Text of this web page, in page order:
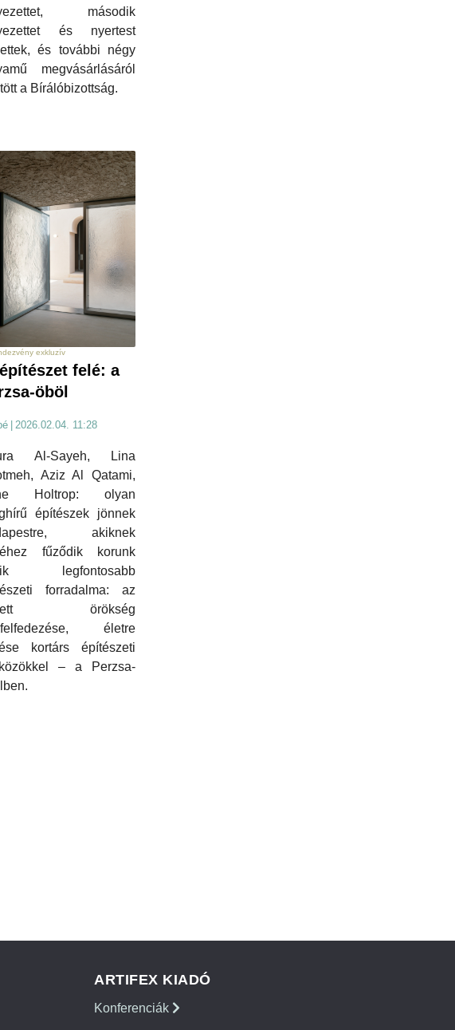
második
és nyertest
és további négy
megvásárlásáról
a Bírálóbizottság.
exkluzív
felé: a
öböl
2026.02.04. 11:28
Al-Sayeh, Lina
Aziz Al Qatami,
Holtrop: olyan
építészek jönnek
akiknek
fűződik korunk
legfontosabb
forradalma: az
örökség
életre
kortárs építészeti
– a Perzsa-
ARTIFEX KIADÓ
Konferenciák